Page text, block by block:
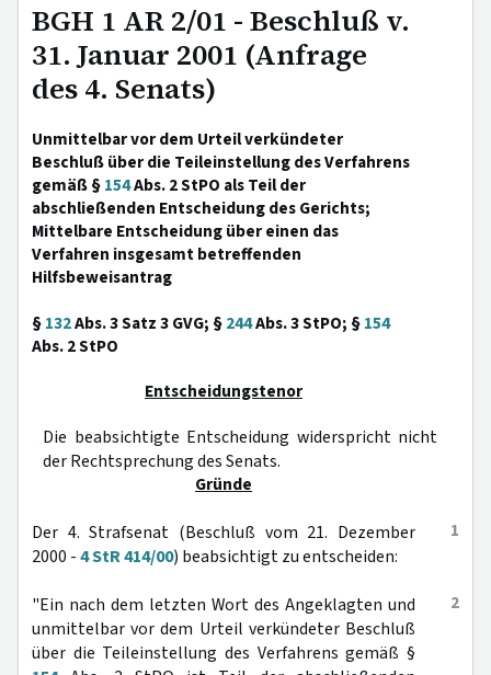
BGH 1 AR 2/01 - Beschluß v.
31. Januar 2001 (Anfrage
des 4. Senats)
Unmittelbar vor dem Urteil verkündeter
Beschluß über die Teileinstellung des Verfahrens
gemäß §154Abs. 2 StPO als Teil der
abschließenden Entscheidung des Gerichts;
Mittelbare Entscheidung über einen das
Verfahren insgesamt betreffenden
Hilfsbeweisantrag
§132Abs. 3 Satz 3 GVG; §244Abs. 3 StPO; §154
Abs. 2 StPO
Entscheidungstenor
Die beabsichtigte Entscheidung widerspricht nicht
der Rechtsprechung des Senats.
Gründe
1
Der 4. Strafsenat (Beschluß vom 21. Dezember
2000 -4 StR 414/00) beabsichtigt zu entscheiden:
2
"Ein nach dem letzten Wort des Angeklagten und
unmittelbar vor dem Urteil verkündeter Beschluß
über die Teileinstellung des Verfahrens gemäß §